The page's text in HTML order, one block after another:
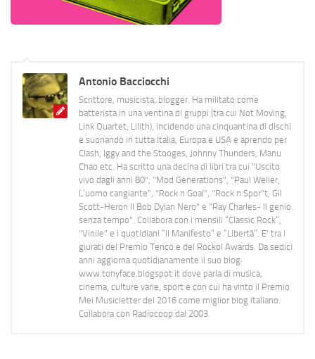
Antonio Bacciocchi
Scrittore, musicista, blogger. Ha militato come
batterista in una ventina di gruppi (tra cui Not Moving,
Link Quartet, Lilith), incidendo una cinquantina di dischi
e suonando in tutta Italia, Europa e USA e aprendo per
Clash, Iggy and the Stooges, Johnny Thunders, Manu
Chao etc. Ha scritto una decina di libri tra cui "Uscito
vivo dagli anni 80", "Mod Generations", "Paul Weller,
L’uomo cangiante", "Rock n Goal", "Rock n Spor"t, Gil
Scott-Heron Il Bob Dylan Nero" e "Ray Charles- Il genio
senza tempo". Collabora con i mensili “Classic Rock”,
"Vinile" e i quotidiani “Il Manifesto” e “Libertà”. E' tra i
giurati del Premio Tenco e del Rockol Awards. Da sedici
anni aggiorna quotidianamente il suo blog
www.tonyface.blogspot.it dove parla di musica,
cinema, culture varie, sport e con cui ha vinto il Premio
Mei Musicletter del 2016 come miglior blog italiano.
Collabora con Radiocoop dal 2003.